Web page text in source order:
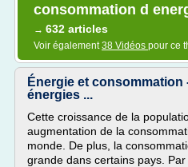
consommation d
→ 632 articles
Voir également38 Vidéos pour ce
Énergie et
énergies ...
Cette croissance de la
augmentation de la
monde. De plus, la
grande dans certains pays.